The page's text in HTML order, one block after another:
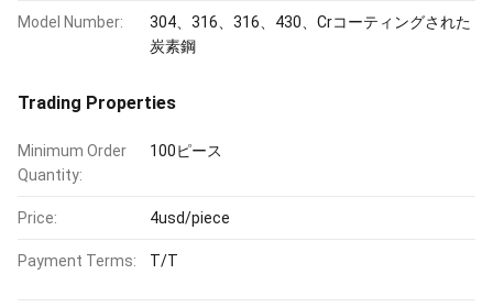
Model Number:
304、316、316、430、Crコーティングされた
炭素鋼
Trading Properties
Minimum Order
Quantity:
100ピース
Price: 4usd/piece
Payment Terms: T/T